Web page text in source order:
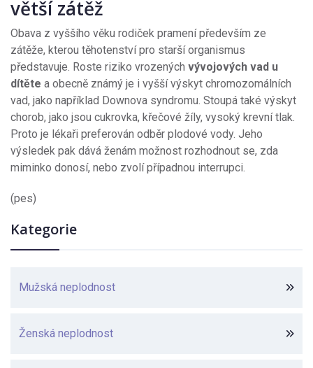
větší zátěž
Obava z vyššího věku rodiček pramení především ze
zátěže, kterou těhotenství pro starší organismus
představuje. Roste riziko vrozených vývojových vad u
dítěte a obecně známý je i vyšší výskyt chromozomálních
vad, jako například Downova syndromu. Stoupá také výskyt
chorob, jako jsou cukrovka, křečové žíly, vysoký krevní tlak.
Proto je lékaři preferován odběr plodové vody. Jeho
výsledek pak dává ženám možnost rozhodnout se, zda
miminko donosí, nebo zvolí případnou interrupci.
(pes)
Kategorie
Mužská neplodnost
Ženská neplodnost